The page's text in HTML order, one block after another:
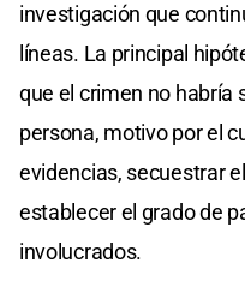
investigación que
líneas. La principal
que el crimen no habría
persona, motivo por el
evidencias, secuestrar
establecer el grado de
involucrados.